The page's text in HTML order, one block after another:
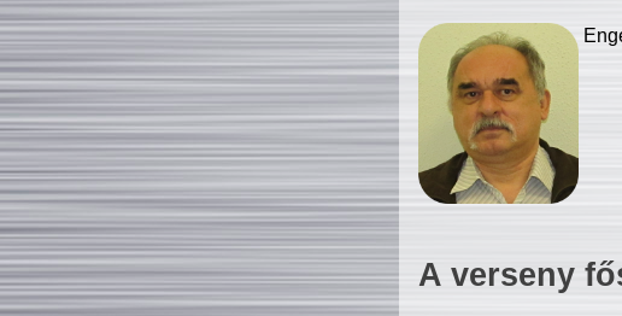
A verseny